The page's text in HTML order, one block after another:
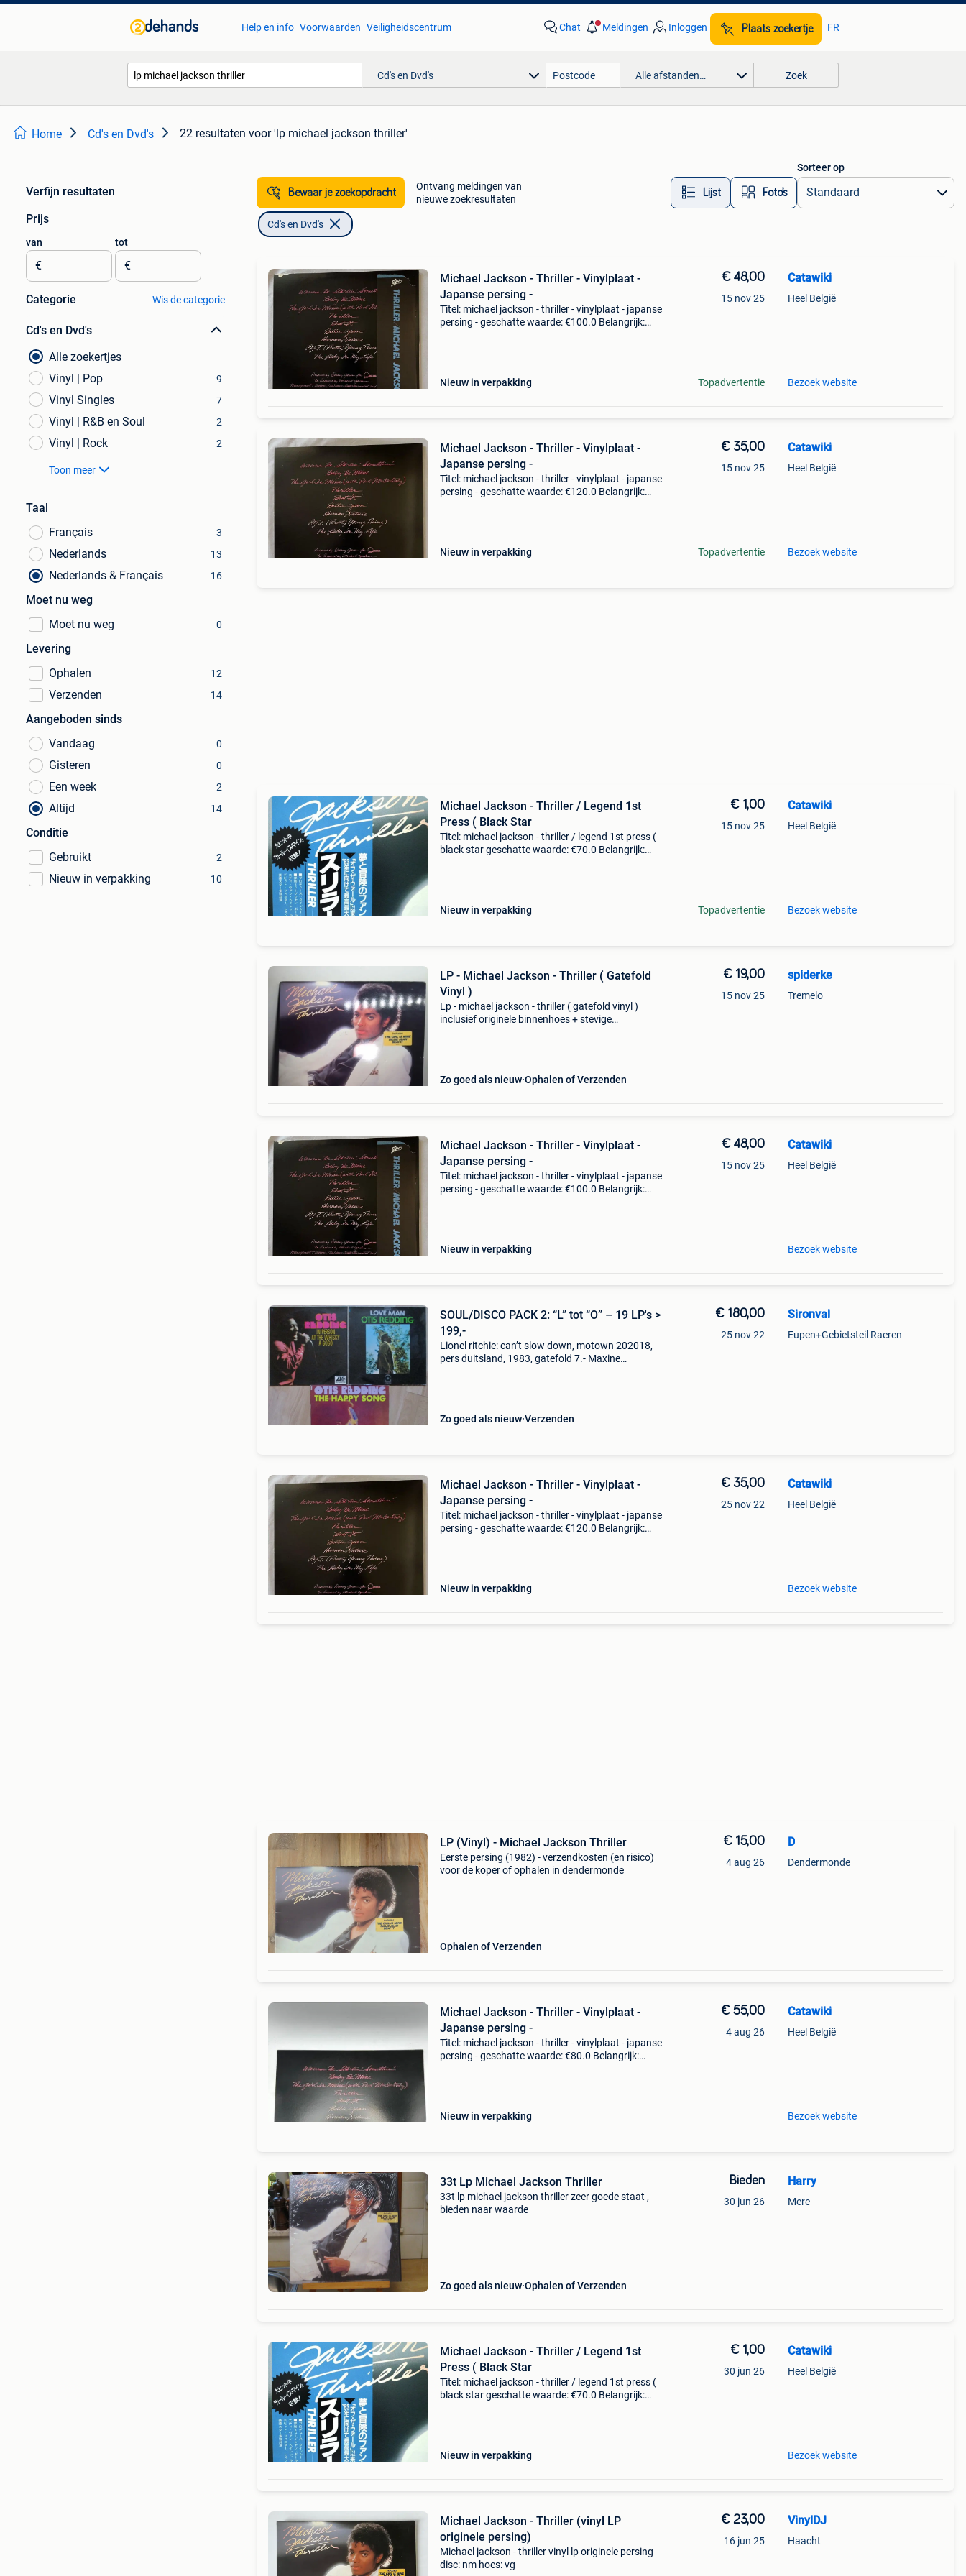
Help en info Voorwaarden Veiligheidscentrum Chat Meldingen Inloggen Plaats zoekertje FR
Cd's en Dvd's Alle afstanden… Zoek
Home Cd's en Dvd's 22 resultaten voor 'lp michael jackson thriller'
Verfijn resultaten
Prijs
van
€
tot
€
Categorie Wis de categorie
Cd's en Dvd's
Alle zoekertjes
Vinyl | Pop
9
Vinyl Singles 7
Vinyl | R&B en Soul 2
Vinyl | Rock 2
Toon meer
Taal
Français
3
Nederlands 13
Nederlands & Français 16
Moet nu weg
Moet nu weg
0
Levering
Ophalen
12
Verzenden 14
Aangeboden sinds
Vandaag
0
Gisteren 0
Een week 2
Altijd 14
Conditie
Gebruikt
2
Nieuw in verpakking 10
Bewaar je zoekopdracht
Ontvang meldingen van
nieuwe zoekresultaten
Lijst Foto’s
Sorteer op
Cd's en Dvd's
Michael Jackson - Thriller - Vinylplaat -
Japanse persing -
Titel: michael jackson - thriller - vinylplaat - japanse
persing - geschatte waarde: €100.0 Belangrijk:
Nieuw in verpakking
€ 48,00
15 nov 25
Topadvertentie
Catawiki
Heel België
Bezoek website
Michael Jackson - Thriller - Vinylplaat -
Japanse persing -
Titel: michael jackson - thriller - vinylplaat - japanse
persing - geschatte waarde: €120.0 Belangrijk:
Nieuw in verpakking
€ 35,00
15 nov 25
Topadvertentie
Catawiki
Heel België
Bezoek website
Michael Jackson - Thriller / Legend 1st
Press ( Black Star
Titel: michael jackson - thriller / legend 1st press (
black star geschatte waarde: €70.0 Belangrijk:
Nieuw in verpakking
€ 1,00
15 nov 25
Topadvertentie
Catawiki
Heel België
Bezoek website
LP - Michael Jackson - Thriller ( Gatefold
Vinyl )
Lp - michael jackson - thriller ( gatefold vinyl )
inclusief originele binnenhoes + stevige
Zo goed als nieuw Ophalen of Verzenden
€ 19,00
15 nov 25
spiderke
Tremelo
Michael Jackson - Thriller - Vinylplaat -
Japanse persing -
Titel: michael jackson - thriller - vinylplaat - japanse
persing - geschatte waarde: €100.0 Belangrijk:
Nieuw in verpakking
€ 48,00
15 nov 25
Catawiki
Heel België
Bezoek website
SOUL/DISCO PACK 2: “L” tot “O” – 19 LP's >
199,-
Lionel ritchie: can’t slow down, motown 202018,
pers duitsland, 1983, gatefold 7.- Maxine
Zo goed als nieuw Verzenden
€ 180,00
25 nov 22
Sironval
Eupen+Gebietsteil Raeren
Michael Jackson - Thriller - Vinylplaat -
Japanse persing -
Titel: michael jackson - thriller - vinylplaat - japanse
persing - geschatte waarde: €120.0 Belangrijk:
Nieuw in verpakking
€ 35,00
25 nov 22
Catawiki
Heel België
Bezoek website
LP (Vinyl) - Michael Jackson Thriller
Eerste persing (1982) - verzendkosten (en risico)
voor de koper of ophalen in dendermonde
Ophalen of Verzenden
€ 15,00
4 aug 26
D
Dendermonde
Michael Jackson - Thriller - Vinylplaat -
Japanse persing -
Titel: michael jackson - thriller - vinylplaat - japanse
persing - geschatte waarde: €80.0 Belangrijk:
Nieuw in verpakking
€ 55,00
4 aug 26
Catawiki
Heel België
Bezoek website
33t Lp Michael Jackson Thriller
33t lp michael jackson thriller zeer goede staat ,
bieden naar waarde
Zo goed als nieuw Ophalen of Verzenden
Bieden
30 jun 26
Harry
Mere
Michael Jackson - Thriller / Legend 1st
Press ( Black Star
Titel: michael jackson - thriller / legend 1st press (
black star geschatte waarde: €70.0 Belangrijk:
Nieuw in verpakking
€ 1,00
30 jun 26
Catawiki
Heel België
Bezoek website
Michael Jackson - Thriller (vinyl LP
originele persing)
Michael jackson - thriller vinyl lp originele persing
disc: nm hoes: vg
€ 23,00
16 jun 25
VinylDJ
Haacht